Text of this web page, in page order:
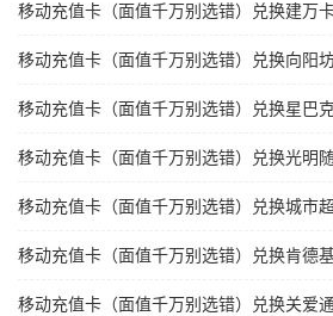
移动充值卡（面值千万别选错）兑换建万
移动充值卡（面值千万别选错）兑换向阳
移动充值卡（面值千万别选错）兑换星巴
移动充值卡（面值千万别选错）兑换光明
移动充值卡（面值千万别选错）兑换城市
移动充值卡（面值千万别选错）兑换肯德
移动充值卡（面值千万别选错）兑换关爱通